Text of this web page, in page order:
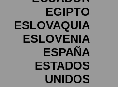
EGIPTO
ESLOVAQUIA
ESLOVENIA
ESPAÑA
ESTADOS
UNIDOS